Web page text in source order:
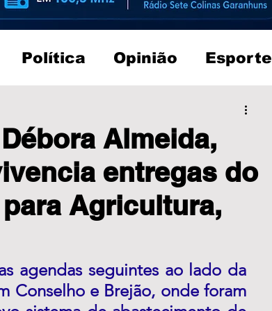
Política Opinião Esporte
Almeida,
entregas do
Agricultura,
agendas seguintes ao lado da
Conselho e Brejão, onde foram